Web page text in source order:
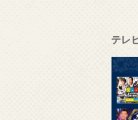
テレ